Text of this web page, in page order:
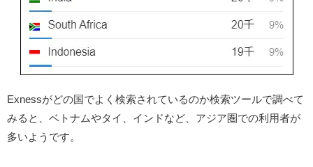
Exnessがどの国でよく検索されているのか検索ツールで調べて
みると、ベトナムやタイ、インドなど、アジア圏での利用者が
多いようです。